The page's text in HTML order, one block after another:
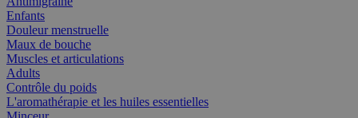
Enfants
Douleur menstruelle
Maux de bouche
Muscles et articulations
Adults
Contrôle du poids
L'aromathérapie et les huiles essentielles